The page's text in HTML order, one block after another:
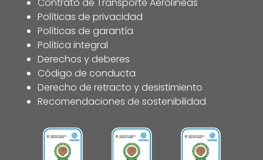
Contrato de Transporte Aerolíneas
Políticas de privacidad
Políticas de garantía
Política integral
Derechos y deberes
Código de conducta
Derecho de retracto y desistimiento
Recomendaciones de sostenibilidad